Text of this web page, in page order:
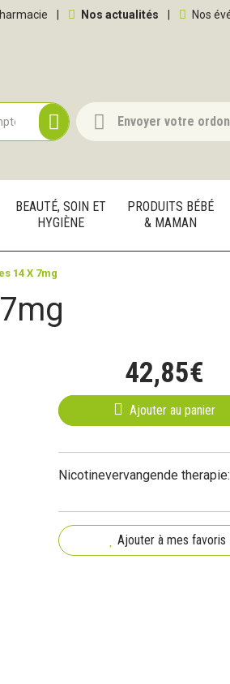
Nos actualités Nos
Envoyer votre
BEAUTÉ, SOIN ET
HYGIÈNE
PRODUITS BÉBÉ
& MAMAN
14 X 7mg
42,85€
Ajouter au panier
Nicotinevervangende
Ajouter à mes favoris